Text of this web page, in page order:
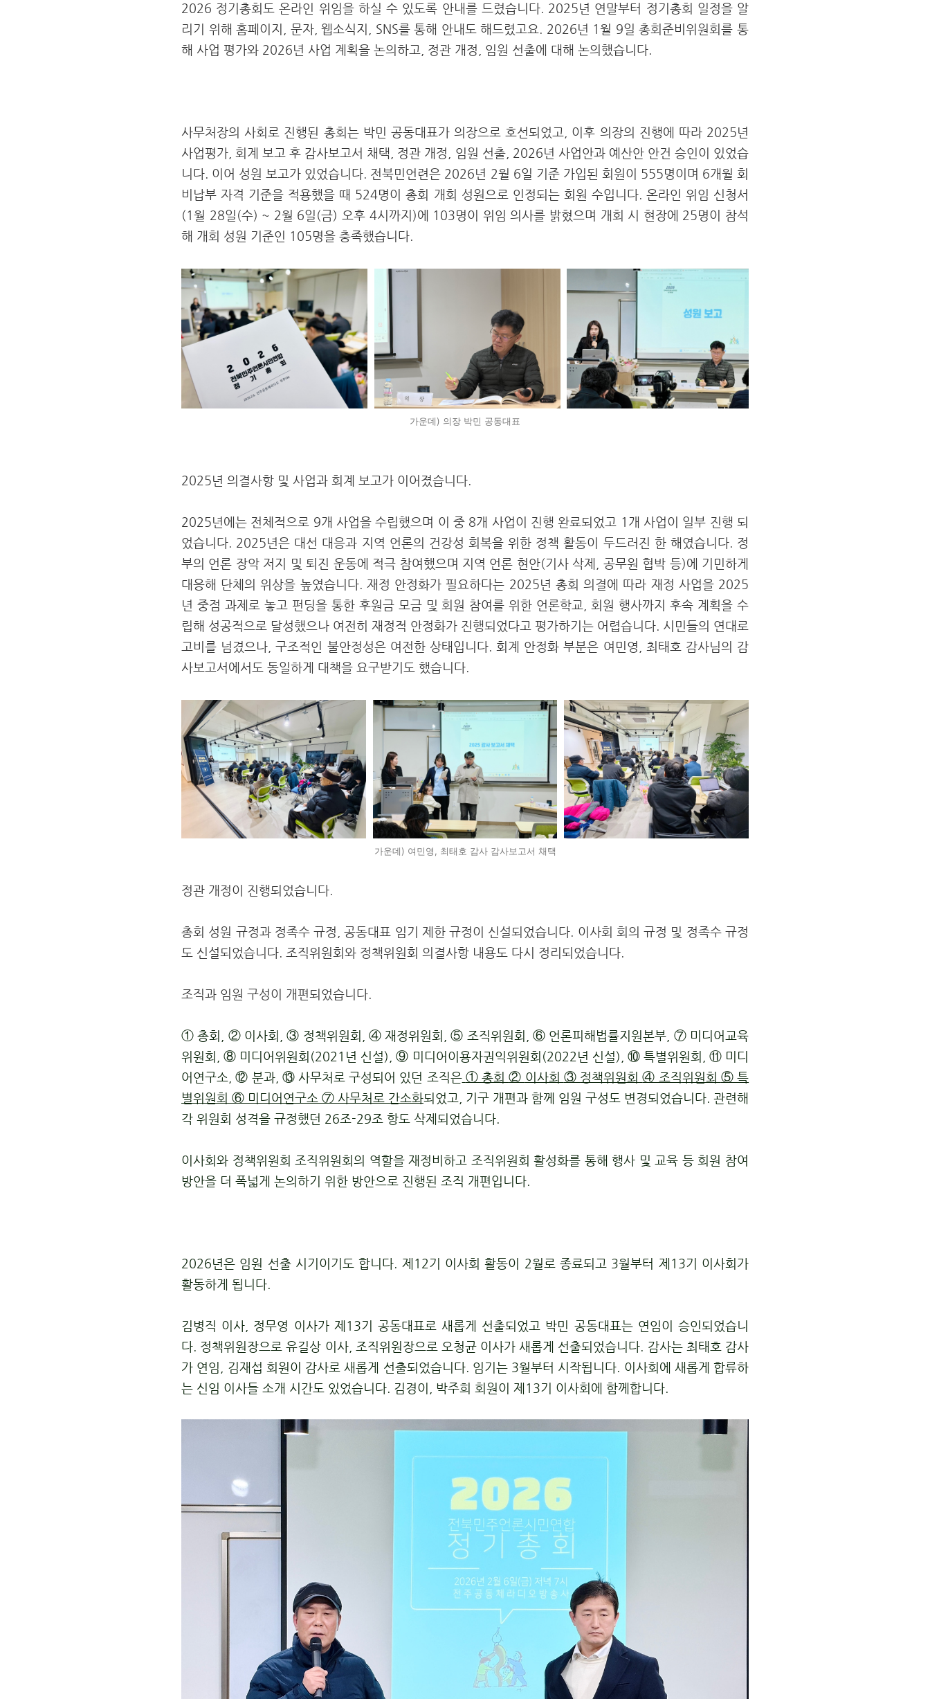
2026 정기총회도 온라인 위임을 하실 수 있도록 안내를 드렸습니다. 2025년 연말부터 정기총회 일정을 알
리기 위해 홈페이지, 문자, 웹소식지, SNS를 통해 안내도 해드렸고요. 2026년 1월 9일 총회준비위원회를 통
해 사업 평가와 2026년 사업 계획을 논의하고, 정관 개정, 임원 선출에 대해 논의했습니다.
사무처장의 사회로 진행된 총회는 박민 공동대표가 의장으로 호선되었고, 이후 의장의 진행에 따라 2025년
사업평가, 회계 보고 후 감사보고서 채택, 정관 개정, 임원 선출, 2026년 사업안과 예산안 안건 승인이 있었습
니다. 이어 성원 보고가 있었습니다. 전북민언련은 2026년 2월 6일 기준 가입된 회원이 555명이며 6개월 회
비납부 자격 기준을 적용했을 때 524명이 총회 개회 성원으로 인정되는 회원 수입니다. 온라인 위임 신청서
(1월 28일(수) ~ 2월 6일(금) 오후 4시까지)에 103명이 위임 의사를 밝혔으며 개회 시 현장에 25명이 참석
해 개회 성원 기준인 105명을 충족했습니다.
가운데) 의장 박민 공동대표
2025년 의결사항 및 사업과 회계 보고가 이어졌습니다.
2025년에는 전체적으로 9개 사업을 수립했으며 이 중 8개 사업이 진행 완료되었고 1개 사업이 일부 진행 되
었습니다. 2025년은 대선 대응과 지역 언론의 건강성 회복을 위한 정책 활동이 두드러진 한 해였습니다. 정
부의 언론 장악 저지 및 퇴진 운동에 적극 참여했으며 지역 언론 현안(기사 삭제, 공무원 협박 등)에 기민하게
대응해 단체의 위상을 높였습니다. 재정 안정화가 필요하다는 2025년 총회 의결에 따라 재정 사업을 2025
년 중점 과제로 놓고 펀딩을 통한 후원금 모금 및 회원 참여를 위한 언론학교, 회원 행사까지 후속 계획을 수
립해 성공적으로 달성했으나 여전히 재정적 안정화가 진행되었다고 평가하기는 어렵습니다. 시민들의 연대로
고비를 넘겼으나, 구조적인 불안정성은 여전한 상태입니다. 회계 안정화 부분은 여민영, 최태호 감사님의 감
사보고서에서도 동일하게 대책을 요구받기도 했습니다.
가운데) 여민영, 최태호 감사 감사보고서 채택
정관 개정이 진행되었습니다.
총회 성원 규정과 정족수 규정, 공동대표 임기 제한 규정이 신설되었습니다. 이사회 회의 규정 및 정족수 규정
도 신설되었습니다. 조직위원회와 정책위원회 의결사항 내용도 다시 정리되었습니다.
조직과 임원 구성이 개편되었습니다.
①총회, ② 이사회,③ 정책위원회, ④재정위원회,⑤ 조직위원회,⑥ 언론피해법률지원본부, ⑦ 미디어교육
위원회,⑧ 미디어위원회 (2021 년 신설),⑨ 미디어이용자권익위원회 (2022 년 신설), ⑩ 특별위원회, ⑪ 미디
어연구소,⑫ 분과, ⑬ 사무처로 구성되어 있던 조직은 ①총회② 이사회 ③ 정책위원회④ 조직위원회 ⑤ 특
별위원회 ⑥ 미디어연구소 ⑦ 사무처로 간소화되었고, 기구 개편과 함께 임원 구성도 변경되었습니다. 관련해
각 위원회 성격을 규정했던 26조-29조 항도 삭제되었습니다.
이사회와 정책위원회 조직위원회의 역할을 재정비하고 조직위원회 활성화를 통해 행사 및 교육 등 회원 참여
방안을 더 폭넓게 논의하기 위한 방안으로 진행된 조직 개편입니다.
2026년은 임원 선출 시기이기도 합니다. 제12기 이사회 활동이 2월로 종료되고 3월부터 제13기 이사회가
활동하게 됩니다.
김병직 이사, 정무영 이사가 제13기 공동대표로 새롭게 선출되었고 박민 공동대표는 연임이 승인되었습니
다. 정책위원장으로 유길상 이사, 조직위원장으로 오청균 이사가 새롭게 선출되었습니다. 감사는 최태호 감사
가 연임, 김재섭 회원이 감사로 새롭게 선출되었습니다. 임기는 3월부터 시작됩니다. 이사회에 새롭게 합류하
는 신임 이사들 소개 시간도 있었습니다. 김경이, 박주희 회원이 제13기 이사회에 함께합니다.